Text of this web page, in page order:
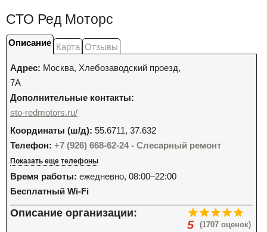
СТО Ред Моторс
Описание Карта Отзывы
Адрес: Москва, Хлебозаводский проезд,
7А
Дополнительные контакты:
sto-redmotors.ru/
Координаты (ш/д): 55.6711, 37.632
Телефон: +7 (926) 668-62-24 - Слесарный ремонт
Показать еще телефоны
Время работы: ежедневно, 08:00–22:00
Бесплатный Wi-Fi
(1707 оценок)
5
Описание организации: